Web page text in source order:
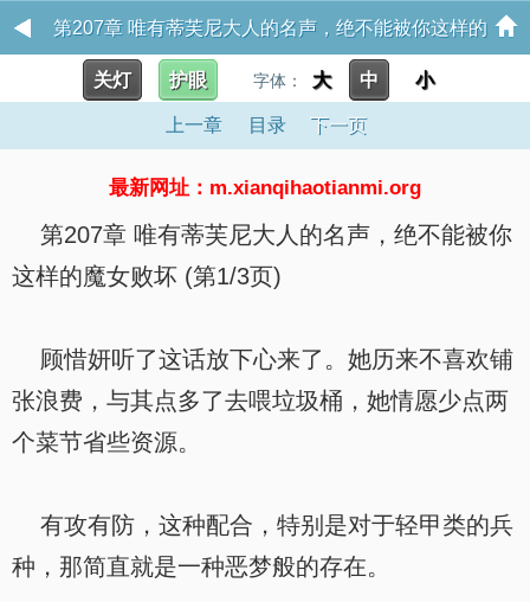
第207章 唯有蒂芙尼大人的名声，绝不能被你这样的
魔女败坏 谁说要向魔女效忠？
关灯 护眼 字体： 大 中 小
上一章 目录 下一页
最新网址：m.xianqihaotianmi.org
第207章 唯有蒂芙尼大人的名声，绝不能被你
这样的魔女败坏 (第1/3页)
顾惜妍听了这话放下心来了。她历来不喜欢铺
张浪费，与其点多了去喂垃圾桶，她情愿少点两
个菜节省些资源。
有攻有防，这种配合，特别是对于轻甲类的兵
种，那简直就是一种恶梦般的存在。